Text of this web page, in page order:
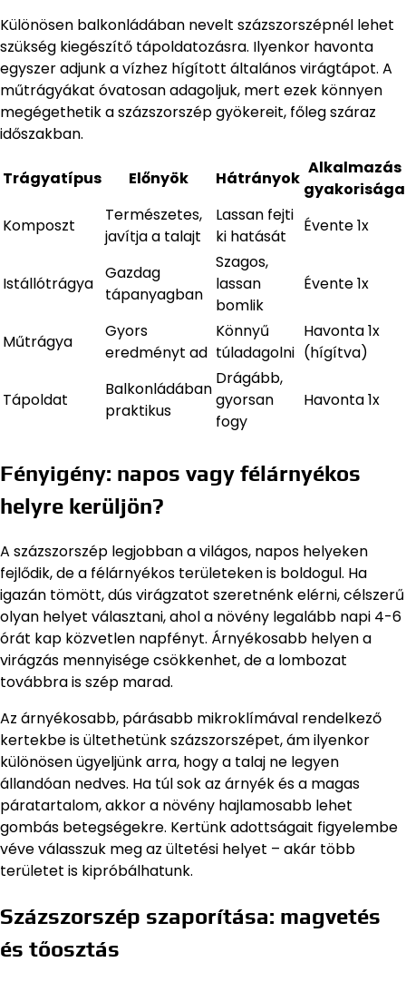
Különösen balkonládában nevelt százszorszépnél lehet
szükség kiegészítő tápoldatozásra. Ilyenkor havonta
egyszer adjunk a vízhez hígított általános virágtápot. A
műtrágyákat óvatosan adagoljuk, mert ezek könnyen
megégethetik a százszorszép gyökereit, főleg száraz
időszakban.
Trágyatípus Előnyök Hátrányok
Alkalmazás
gyakorisága
Komposzt
Természetes,
javítja a talajt
Lassan fejti
ki hatását
Évente 1x
Istállótrágya
Gazdag
tápanyagban
Szagos,
lassan
bomlik
Évente 1x
Műtrágya
Gyors
eredményt ad
Könnyű
túladagolni
Havonta 1x
(hígítva)
Tápoldat
Balkonládában
praktikus
Drágább,
gyorsan
fogy
Havonta 1x
Fényigény: napos vagy félárnyékos
helyre kerüljön?
A százszorszép legjobban a világos, napos helyeken
fejlődik, de a félárnyékos területeken is boldogul. Ha
igazán tömött, dús virágzatot szeretnénk elérni, célszerű
olyan helyet választani, ahol a növény legalább napi 4-6
órát kap közvetlen napfényt. Árnyékosabb helyen a
virágzás mennyisége csökkenhet, de a lombozat
továbbra is szép marad.
Az árnyékosabb, párásabb mikroklímával rendelkező
kertekbe is ültethetünk százszorszépet, ám ilyenkor
különösen ügyeljünk arra, hogy a talaj ne legyen
állandóan nedves. Ha túl sok az árnyék és a magas
páratartalom, akkor a növény hajlamosabb lehet
gombás betegségekre. Kertünk adottságait figyelembe
véve válasszuk meg az ültetési helyet – akár több
területet is kipróbálhatunk.
Százszorszép szaporítása: magvetés
és tőosztás